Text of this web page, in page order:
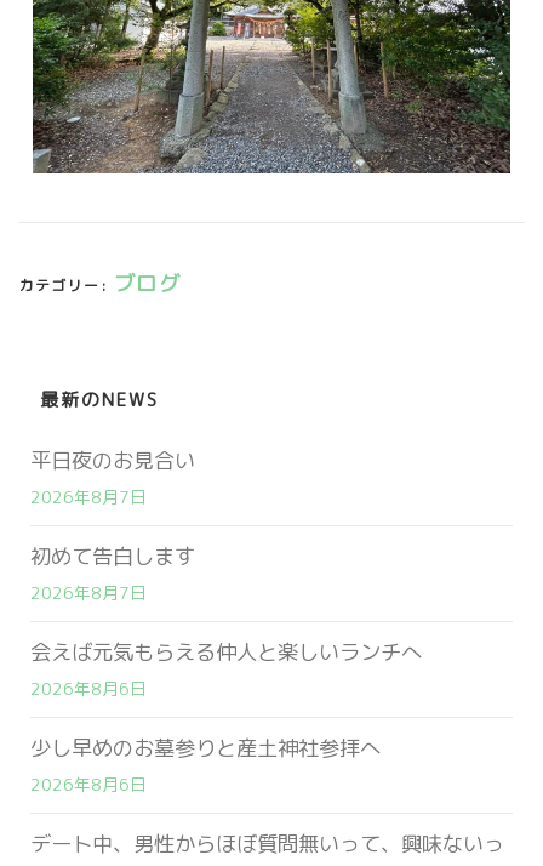
カテゴリー: ブログ
最新のNEWS
平日夜のお見合い
2026年8月7日
初めて告白します
2026年8月7日
会えば元気もらえる仲人と楽しいランチへ
2026年8月6日
少し早めのお墓参りと産土神社参拝へ
2026年8月6日
デート中、男性からほぼ質問無いって、興味ないっ